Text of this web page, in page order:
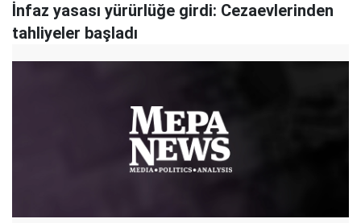
İnfaz yasası yürürlüğe girdi: Cezaevlerinden
tahliyeler başladı